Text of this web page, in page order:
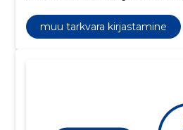
muu tarkvara kirjastamine